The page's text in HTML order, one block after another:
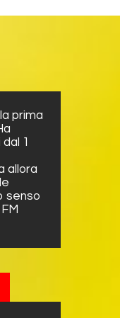
prima
1
allora
senso